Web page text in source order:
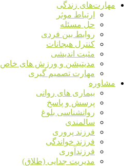
مهارت‌های زندگی
ارتباط موثر
حل مسئله
روابط بین فردی
کنترل هیجانات
مثبت اندیشی
مدیتیشن و ورزش های خاص
مهارت تصمیم گیری
مشاوره
بیماری های روانی
پرسش و پاسخ
روانشناسی بلوغ
سالمندی
فرزند پروری
فرزند خواندگی
فرزندآوری
مدیریت جدایی (طلاق)